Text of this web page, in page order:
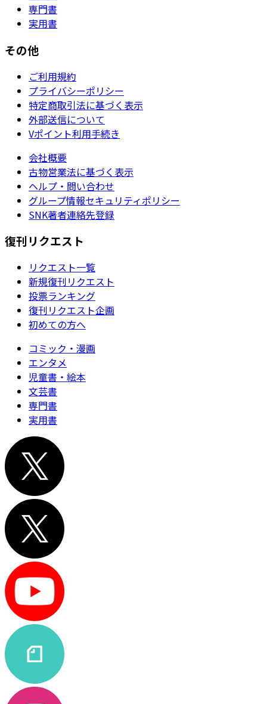
専門書
実用書
その他
ご利用規約
プライバシーポリシー
特定商取引法に基づく表示
外部送信について
Vポイント利用手続き
会社概要
古物営業法に基づく表示
ヘルプ・問い合わせ
グループ情報セキュリティポリシー
SNK著者連絡先登録
復刊リクエスト
リクエスト一覧
新規復刊リクエスト
投票ランキング
復刊リクエスト企画
初めての方へ
コミック・漫画
エンタメ
児童書・絵本
文芸書
専門書
実用書